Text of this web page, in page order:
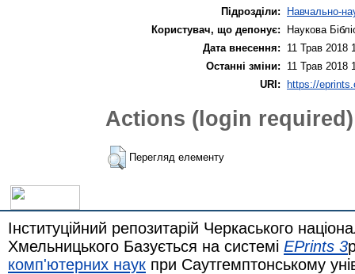
Підрозділи:
Навчально-
Користувач, що депонує:
Наукова
Дата внесення:
11 Трав 2018
Останні зміни:
11 Трав 2018
URI: https://
Actions (login required)
Перегляд елементу
Інституційний репозитарій Черкаського
Хмельницького Базується на системі EPrints 3
комп'ютерних наук при Саутгемптонському